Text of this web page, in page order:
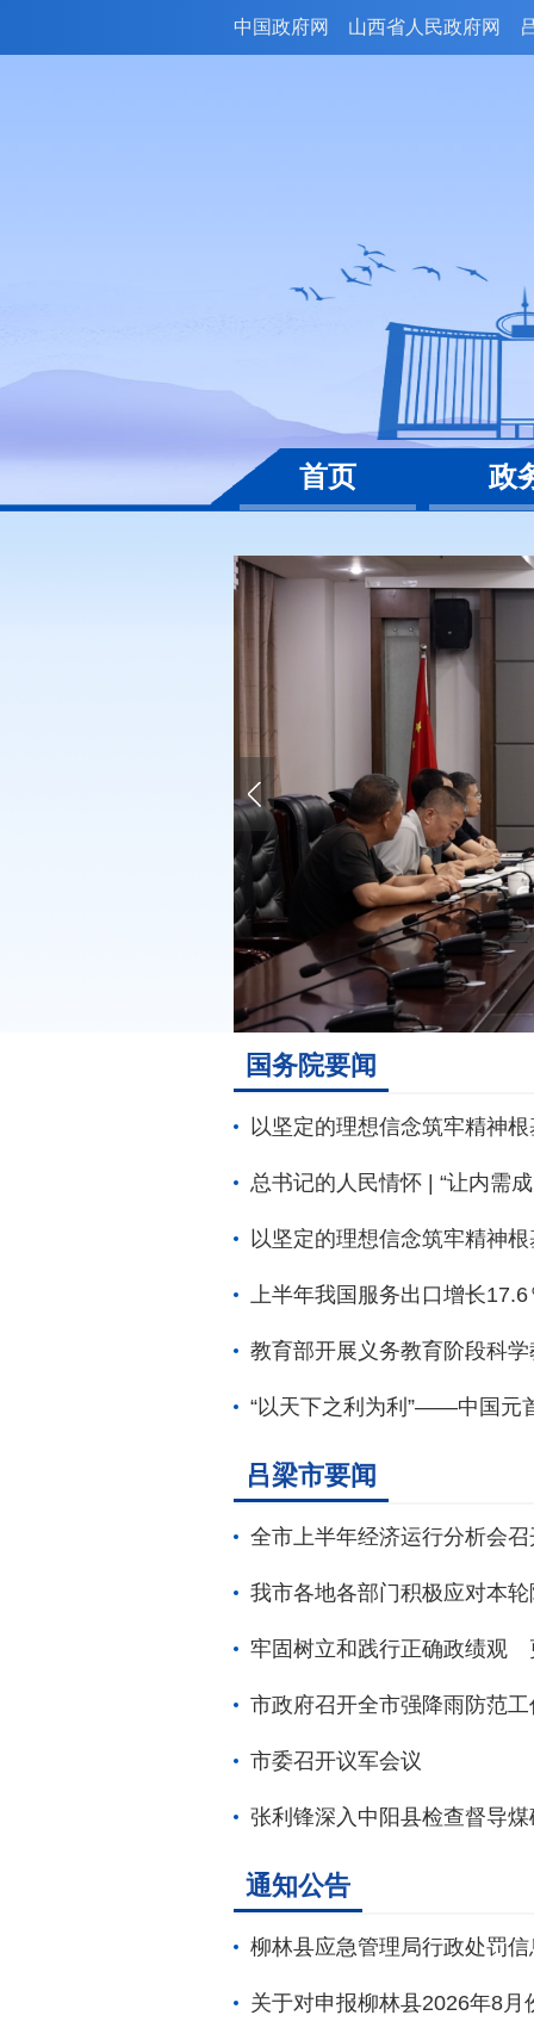
中国政府网 山西省人民政府网
首页 政
国务院要闻
以坚定的理想信念筑牢精神
总书记的人民情怀 | “让内需
以坚定的理想信念筑牢精神
上半年我国服务出口增长17.6
教育部开展义务教育阶段科学
“以天下之利为利”——中国元
吕梁市要闻
全市上半年经济运行分析会召
我市各地各部门积极应对本
牢固树立和践行正确政绩观
市政府召开全市强降雨防范
市委召开议军会议
张利锋深入中阳县检查督导
通知公告
柳林县应急管理局行政处罚
关于对申报柳林县2026年8